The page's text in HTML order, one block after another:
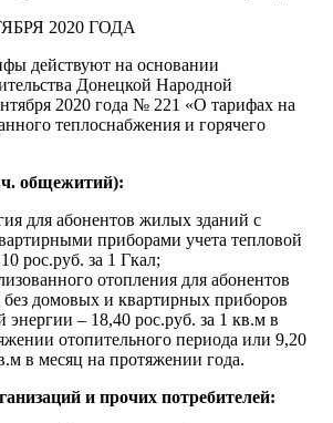
2020 ГОДА
действуют на основании
Донецкой Народной
2020 года № 221 «О тарифах на
теплоснабжения и горячего
общежитий):
для абонентов жилых зданий с
приборами учета тепловой
рос.руб. за 1 Гкал;
отопления для абонентов
домовых и квартирных приборов
энергии – 18,40 рос.руб. за 1 кв.м в
отопительного периода или 9,20
в месяц на протяжении года.
и прочих потребителей: